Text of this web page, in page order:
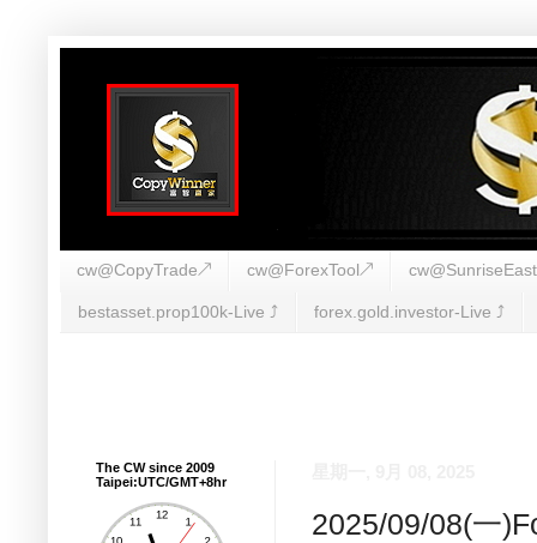
cw@CopyTrade↗ cw@ForexTool↗
bestasset.prop100k-Live ⤴︎ forex.gold.investor-Live ⤴︎
2025/09/08(一
The CW since 2009
Taipei:UTC/GMT+8hr